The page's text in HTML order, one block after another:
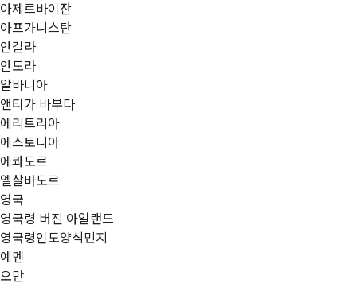
아제르바이잔
아프가니스탄
안길라
안도라
알바니아
앤티가 바부다
에리트리아
에스토니아
에콰도르
엘살바도르
영국
영국령 버진 아일랜드
영국령인도양식민지
예멘
오만